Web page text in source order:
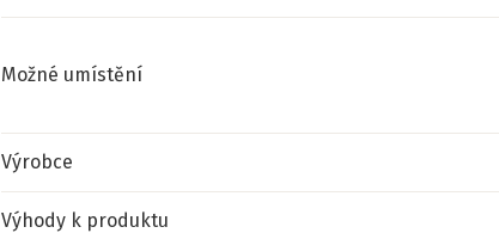
Možné umístění
Výrobce
Výhody k produktu